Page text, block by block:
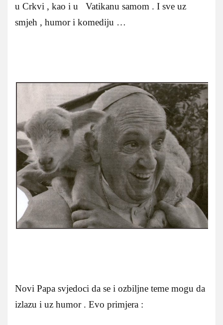
u Crkvi , kao i u Vatikanu samom . I sve uz
smjeh , humor i komediju …
Novi Papa svjedoci da se i ozbiljne teme mogu da
izlazu i uz humor . Evo primjera :